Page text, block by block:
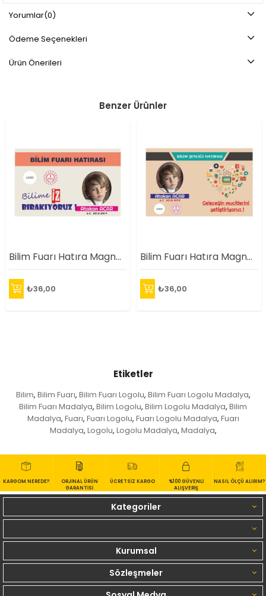
Yorumlar(0)
Ödeme Seçenekleri
Ürün Önerileri
Benzer Ürünler
Bilim Fuarı Hatıra Magneti (Resimli - İsimli)
₺36,00
Bilim Fuarı Hatıra Magneti (Resimli - İsimli)
₺36,00
Etiketler
Bilim, Bilim Fuarı, Bilim Fuarı Logolu, Bilim Fuarı Logolu Madalya,
Bilim Fuarı Madalya, Bilim Logolu, Bilim Logolu Madalya, Bilim
Madalya, Fuarı, Fuarı Logolu, Fuarı Logolu Madalya, Fuarı
Madalya, Logolu, Logolu Madalya, Madalya,
KARGOM NEREDE?
ORJİNAL ÜRÜN
GARANTİSİ
ÜCRETSİZ KARGO
%100 GÜVENLİ
ALIŞVERİŞ
NASIL ÖLÇÜ ALIRIM?
Kategoriler
Kurumsal
Sözleşmeler